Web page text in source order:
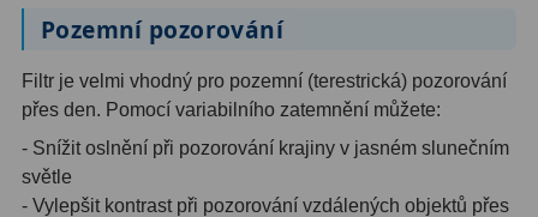
Guiding kamery
T-kroužky
Adaptéry projekční11
Adaptéry T239
Pozemní pozorování
Filtr je velmi vhodný pro pozemní (terestrická) pozorování
přes den. Pomocí variabilního zatemnění můžete:
- Snížit oslnění při pozorování krajiny v jasném slunečním
světle
- Vylepšit kontrast při pozorování vzdálených objektů přes